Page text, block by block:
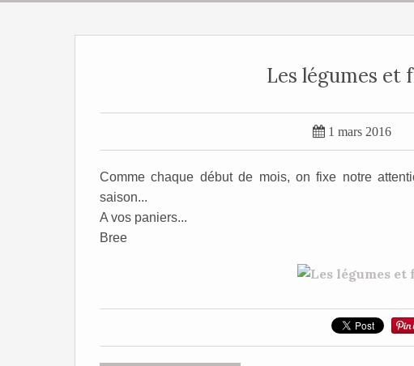
Les légumes et
 1 mars 2016
Comme chaque début de mois, on fixe notre
saison...
A vos paniers...
Bree